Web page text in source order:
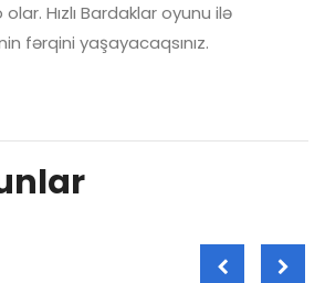
Hızlı Bardaklar oyunu ilə
fərqini yaşayacaqsınız.